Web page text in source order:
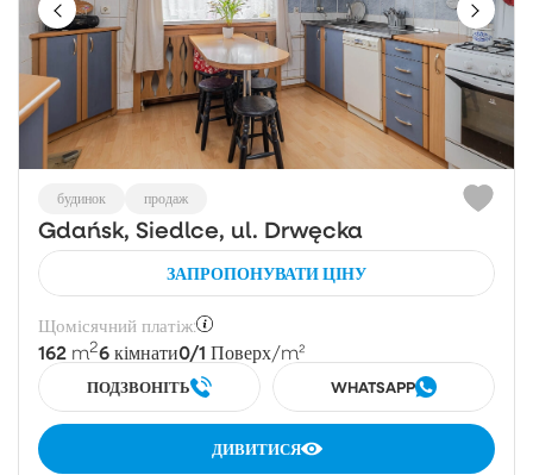
будинок продаж
Gdańsk, Siedlce, ul. Drwęcka
ЗАПРОПОНУВАТИ ЦІНУ
Щомісячний платіж:
162 m26 кімнати0/1 Поверх/m²
ПОДЗВОНІТЬ WHATSAPP
ДИВИТИСЯ